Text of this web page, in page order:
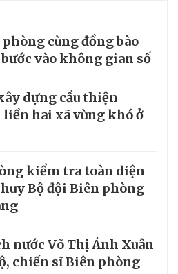
cùng đồng bào
vào không gian số
dựng cầu thiện
hai xã vùng khó ở
kiểm tra toàn diện
Bộ đội Biên phòng
nước Võ Thị Ánh Xuân
chiến sĩ Biên phòng